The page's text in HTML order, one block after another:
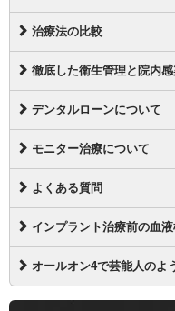
治療法の比較
徹底した衛生管理と院内
デンタルローンについて
モニター治療について
よくある質問
インプラント治療前の血
オールオン4で芸能人のよ